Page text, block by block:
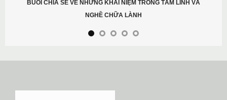
BUỔI CHIA SẺ VỀ NHỮNG KHÁI NIỆM TRONG TÂM LINH VÀ
NGHỀ CHỮA LÀNH